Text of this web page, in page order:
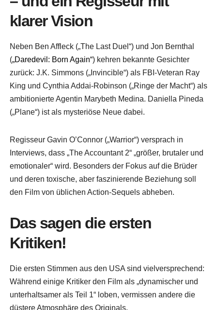
klarer Vision
Neben Ben Affleck („The Last Duel“) und Jon Bernthal
(„Daredevil: Born Again“) kehren bekannte Gesichter
zurück: J.K. Simmons („Invincible“) als FBI-Veteran Ray
King und Cynthia Addai-Robinson („Ringe der Macht“) als
ambitionierte Agentin Marybeth Medina. Daniella Pineda
(„Plane“) ist als mysteriöse Neue dabei.
Regisseur Gavin O’Connor („Warrior“) versprach in
Interviews, dass „The Accountant 2“ „größer, brutaler und
emotionaler“ wird. Besonders der Fokus auf die Brüder
und deren toxische, aber faszinierende Beziehung soll
den Film von üblichen Action-Sequels abheben.
Das sagen die ersten
Kritiken!
Die ersten Stimmen aus den USA sind vielversprechend:
Während einige Kritiker den Film als „dynamischer und
unterhaltsamer als Teil 1“ loben, vermissen andere die
düstere Atmosphäre des Originals.